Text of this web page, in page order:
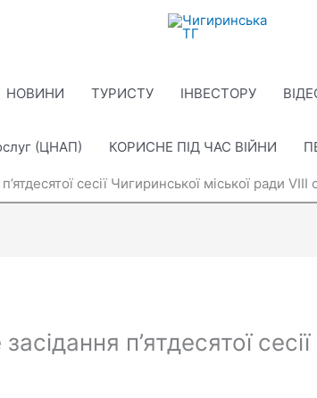
НОВИНИ ТУРИСТУ ІНВЕСТОРУ
(ЦНАП) КОРИСНЕ ПІД ЧАС ВІЙНИ
сесії Чигиринської міської ради
п’ятдесятої